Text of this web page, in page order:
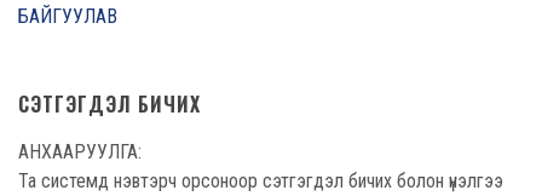
СЭТГЭГДЭЛ БИЧИХ
АНХААРУУЛГА:
Та системд нэвтэрч орсоноор сэтгэгдэл бичих болон үнэлгээ